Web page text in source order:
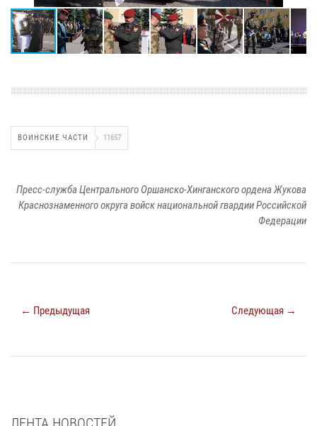
ВОИНСКИЕ ЧАСТИ 11657
Пресс-служба Центрального Оршанско-Хинганского ордена Жукова
Краснознаменного округа войск национальной гвардии Российской
Федерации
← Предыдущая Следующая →